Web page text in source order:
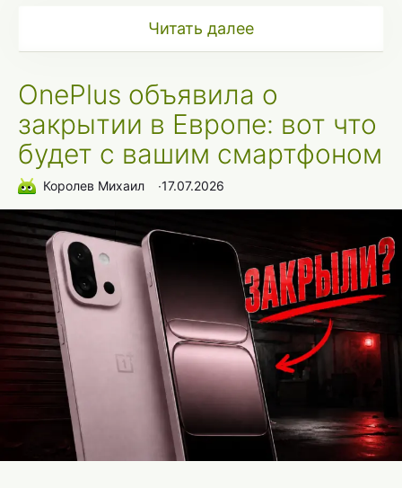
Читать далее
OnePlus объявила о
закрытии в Европе: вот что
будет с вашим смартфоном
Королев Михаил ∙17.07.2026